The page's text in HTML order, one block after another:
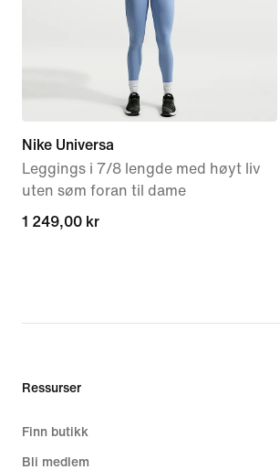
Nike Universa
Leggings i 7/8 lengde med høyt liv
uten søm foran til dame
1 249,00 kr
1 249,00 kr
Ressurser
Finn butikk
Bli medlem